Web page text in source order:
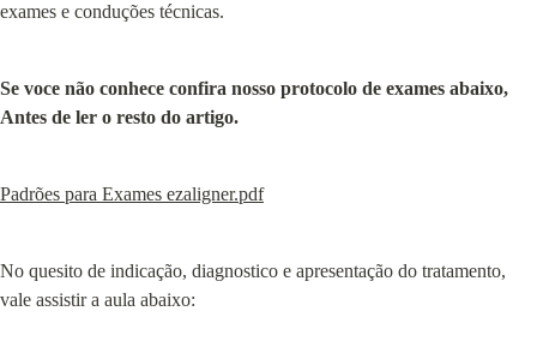
exames e conduções técnicas.
Se voce não conhece confira nosso protocolo de exames abaixo,
Antes de ler o resto do artigo.
Padrões para Exames ezaligner.pdf
No quesito de indicação, diagnostico e apresentação do tratamento,
vale assistir a aula abaixo: